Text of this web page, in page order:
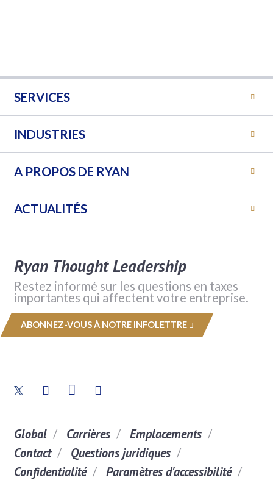
SERVICES
INDUSTRIES
A PROPOS DE RYAN
ACTUALITÉS
Ryan Thought Leadership
Restez informé sur les questions en taxes
importantes qui affectent votre entreprise.
ABONNEZ-VOUS À NOTRE INFOLETTRE
Global Carrières
Emplacements
Contact
Questions juridiques
Confidentialité
Paramètres d'accessibilité